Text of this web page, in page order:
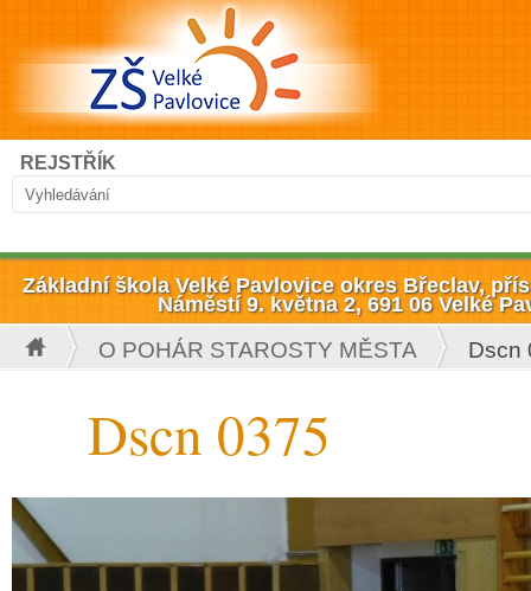
Přejít k hlavnímu obsahu
Vyhledávání
Hledat
REJSTŘÍK
Základní škola Velké Pavlovice okres Břeclav,
Náměstí 9. května 2, 691 06 Velké
Jste zde
O POHÁR STAROSTY MĚSTA Dscn
Dscn 0375